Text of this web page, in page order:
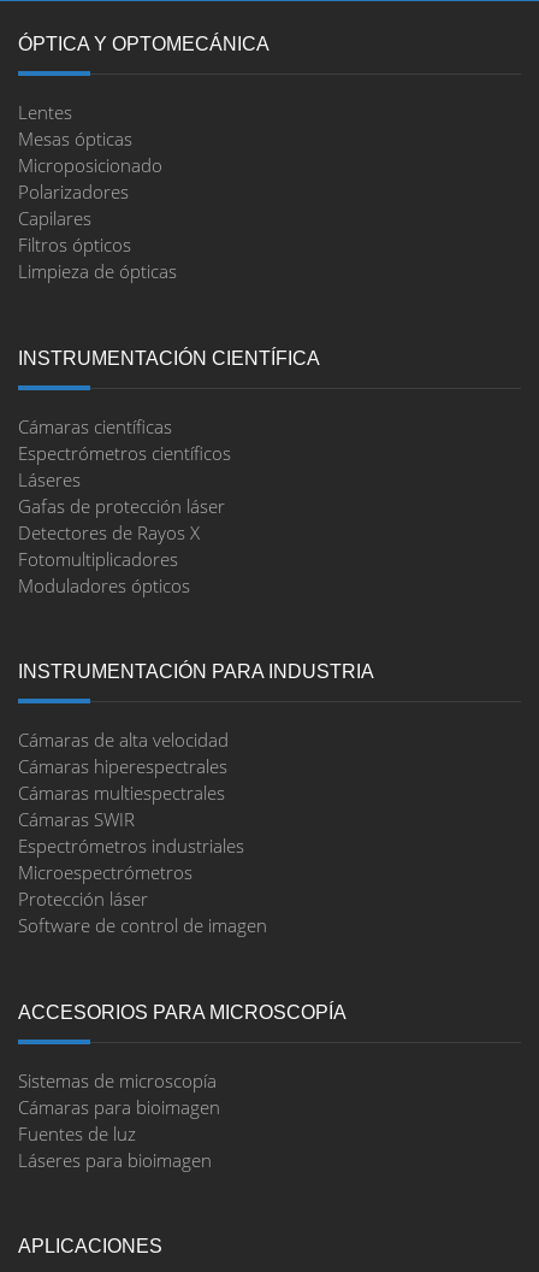
ÓPTICA Y OPTOMECÁNICA
Lentes
Mesas ópticas
Microposicionado
Polarizadores
Capilares
Filtros ópticos
Limpieza de ópticas
INSTRUMENTACIÓN CIENTÍFICA
Cámaras científicas
Espectrómetros científicos
Láseres
Gafas de protección láser
Detectores de Rayos X
Fotomultiplicadores
Moduladores ópticos
INSTRUMENTACIÓN PARA INDUSTRIA
Cámaras de alta velocidad
Cámaras hiperespectrales
Cámaras multiespectrales
Cámaras SWIR
Espectrómetros industriales
Microespectrómetros
Protección láser
Software de control de imagen
ACCESORIOS PARA MICROSCOPÍA
Sistemas de microscopía
Cámaras para bioimagen
Fuentes de luz
Láseres para bioimagen
APLICACIONES